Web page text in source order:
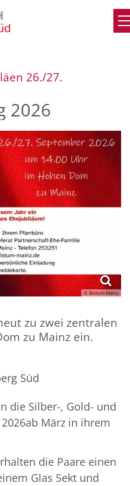
26./27.
2026
© Bistum Mainz
zu zwei zentralen
zu Mainz ein.
Süd
die Silber-, Gold- und
März in ihrem
die Paare einen
Glas Sekt und